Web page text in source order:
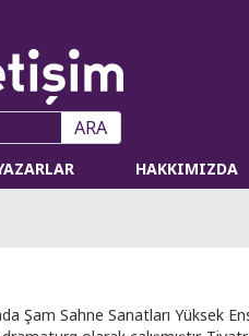
ARA
HAKKIMIZDA
Şam Sahne Sanatları Yüksek